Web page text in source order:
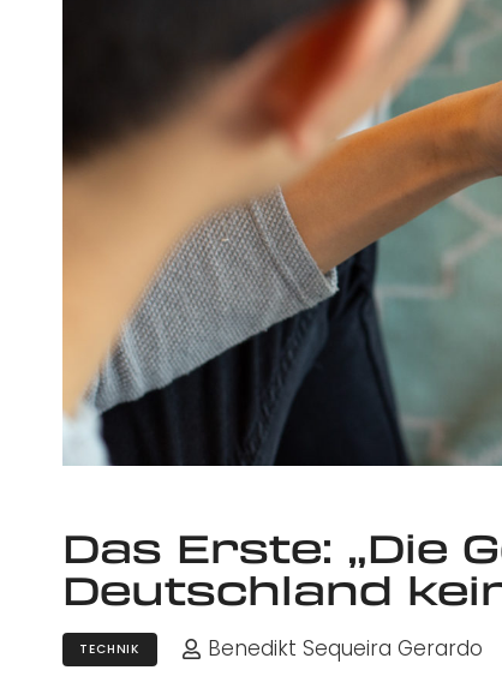
Das Erste: „Die
Deutschland
TECHNIK Benedikt Sequeira Gerardo